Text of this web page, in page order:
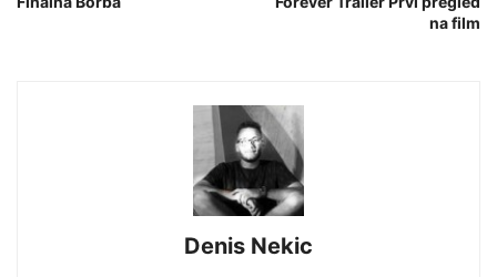
na film
Denis Nekic